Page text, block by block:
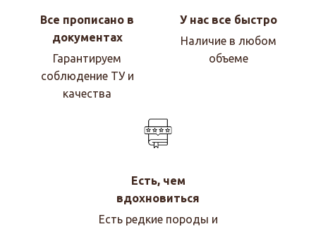
Все прописано в
документах
Гарантируем
соблюдение ТУ и
качества
У нас все быстро
Наличие в любом
объеме
Есть, чем
вдохновиться
Есть редкие породы и